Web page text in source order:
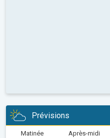
Prévisions
Matinée Après-midi